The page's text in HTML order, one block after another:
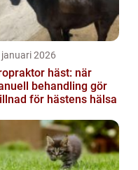
januari 2026
häst: när
behandling gör
för hästens hälsa